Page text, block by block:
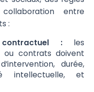
entre
:
:les
ou contrats doivent
durée,
intellectuelle, et